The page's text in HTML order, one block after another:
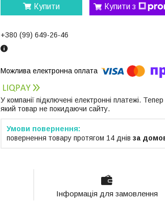
Купити Купити з
+380 (99) 649-26-46
У компанії підключені електронні платежі.
який товар не покидаючи сайту.
повернення товару протягом 14 днів за
Інформація для замовлення